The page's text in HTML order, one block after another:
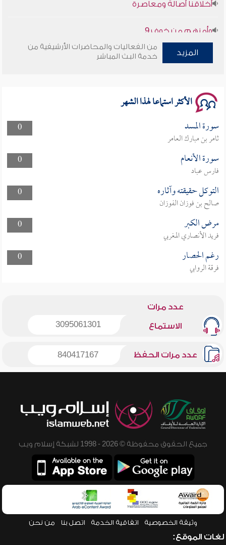
سلسلة محاضرات نفحات رمضانية 1444هـ
المزيد
من الفعاليات والمحاضرات الأرشيفية من
خدمة البث المباشر
الأكثر استماعا لهذا الشهر
0 سورة المسد
ثامر بن مبارك العامر
0
سورة الأنعام
فارس عباد
0
التوكل حقيقته وآثاره
صالح بن فوزان الفوزان
0
مرض الكبر
فريد الأنصاري المغربي
0
رغم الحصار
فرقة الروابي
عدد مرات
الاستماع 3095061301
عدد مرات الحفظ 840417167
جميع الحقوق محفوظة © 2026 - 1998 لشبكة إسلام ويب
وثيقة الخصوصية اتفاقية الخدمة اتصل بنا من نحن
لغات الموقع: